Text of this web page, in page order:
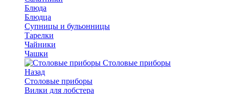
Блюда
Блюдца
Супницы и бульонницы
Тарелки
Чайники
Чашки
Cтоловые приборы
Назад
Cтоловые приборы
Вилки для лобстера